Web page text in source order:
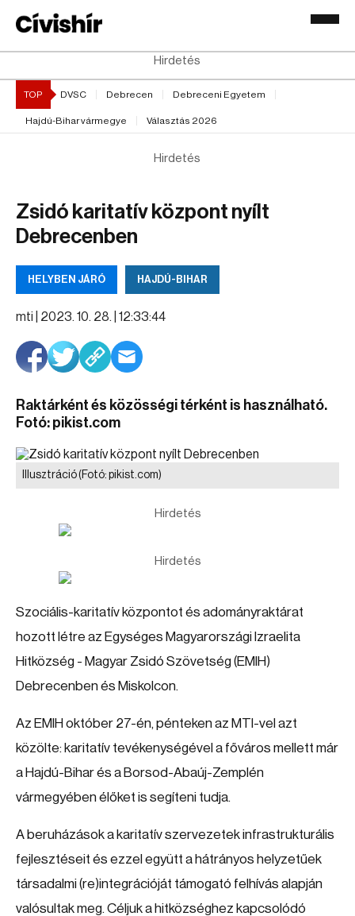
Hirdetés
TOP DVSC Debrecen Debreceni Egyetem
Hajdú-Bihar vármegye Választás 2026
Hirdetés
Zsidó karitatív központ nyílt
Debrecenben
HELYBEN JÁRÓ HAJDÚ-BIHAR
mti | 2023. 10. 28. | 12:33:44
Raktárként és közösségi térként is használható.
Fotó: pikist.com
Illusztráció(Fotó: pikist.com)
Hirdetés
Hirdetés
Szociális-karitatív központot és adományraktárat
hozott létre az Egységes Magyarországi Izraelita
Hitközség - Magyar Zsidó Szövetség (EMIH)
Debrecenben és Miskolcon.
Az EMIH október 27-én, pénteken az MTI-vel azt
közölte: karitatív tevékenységével a főváros mellett már
a Hajdú-Bihar és a Borsod-Abaúj-Zemplén
vármegyében élőket is segíteni tudja.
A beruházások a karitatív szervezetek infrastrukturális
fejlesztéseit és ezzel együtt a hátrányos helyzetűek
társadalmi (re)integrációját támogató felhívás alapján
valósultak meg. Céljuk a hitközséghez kapcsolódó